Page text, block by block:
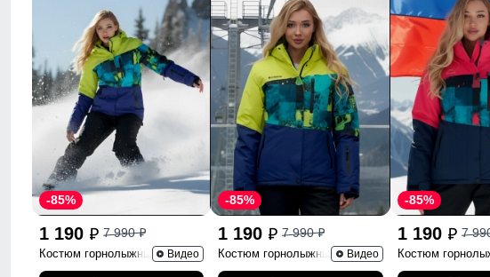
1 190 p 7 990p
-85%
Костюм горнолыжный 02395Sl
Видео
1 190 p 7 990p
-85%
Костюм горнолыжный 0005Sl
Видео
1 190 p 7
-85%
Костюм